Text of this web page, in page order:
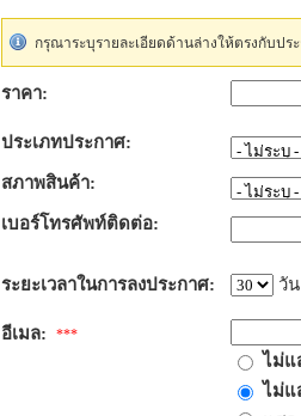
กรุณาระบุรายละเอียดด้านล่างให้ตรงกับป
ราคา:
ประเภทประกาศ:
สภาพสินค้า:
เบอร์โทรศัพท์ติดต่อ:
ระยะเวลาในการลงประกาศ: วัน
อีเมล: ***
ไม่แ
ไม่แ